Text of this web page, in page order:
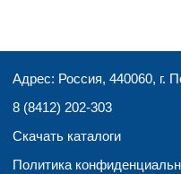
Адрес: Россия, 440060, г.
8 (8412) 202-303
Скачать каталоги
Политика